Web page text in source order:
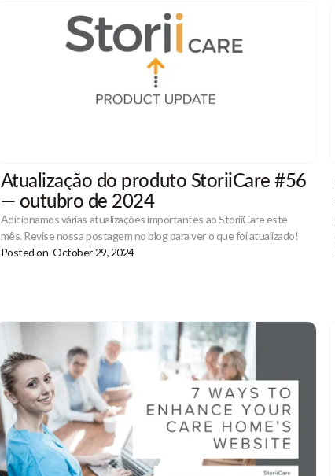
Atualização do produto StoriiCare #56
— outubro de 2024
Adicionamos várias atualizações importantes ao StoriiCare este
mês. Revise nossa postagem no blog para ver o que foi atualizado!
Posted on October 29, 2024